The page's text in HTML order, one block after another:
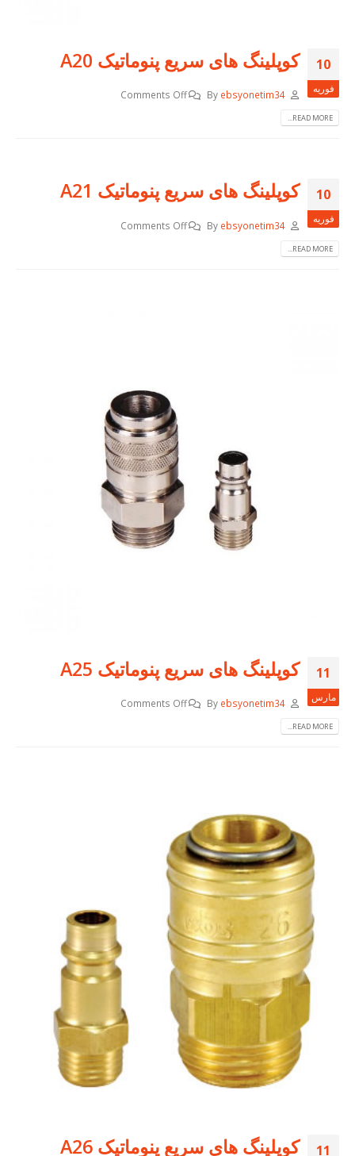
10
فوریه
کوپلینگ های سریع پنوماتیک A20
By ebsyonetim34
Comments Off
READ MORE...
10
فوریه
کوپلینگ های سریع پنوماتیک A21
By ebsyonetim34
Comments Off
READ MORE...
11
مارس
کوپلینگ های سریع پنوماتیک A25
By ebsyonetim34
Comments Off
READ MORE...
11 کوپلینگ های سریع پنوماتیک A26